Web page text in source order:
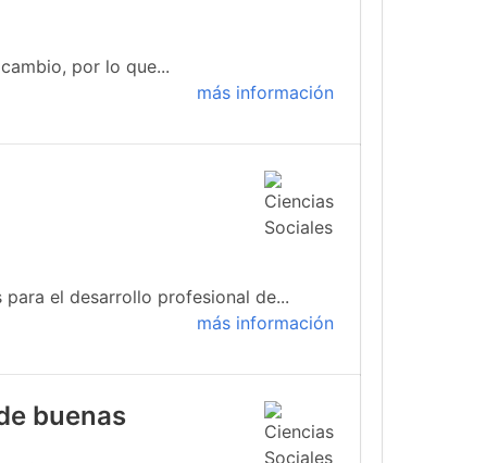
por lo que...
más información
el desarrollo profesional de...
más información
buenas